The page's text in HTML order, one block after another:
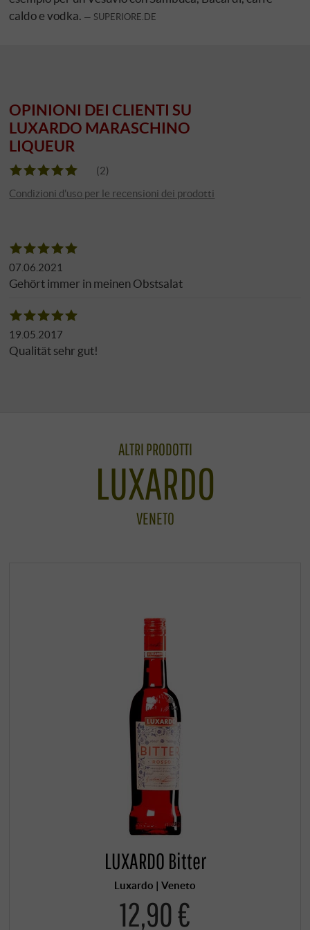
caldo e vodka.
SUPERIORE.DE
OPINIONI DEI CLIENTI SU
LUXARDO MARASCHINO
LIQUEUR
(2)
Condizioni d'uso per le recensioni dei prodotti
07.06.2021
Gehört immer in meinen Obstsalat
19.05.2017
Qualität sehr gut!
ALTRI PRODOTTI
LUXARDO
VENETO
LUXARDO Bitter
Luxardo | Veneto
12,90 €